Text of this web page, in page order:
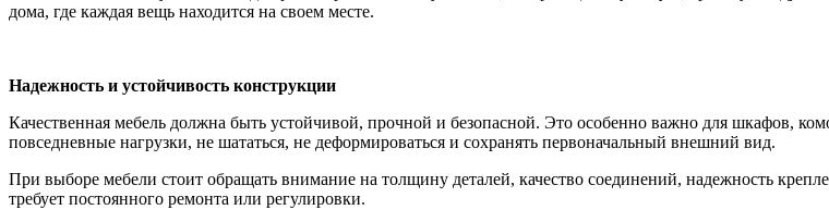
дома, где каждая вещь находится на своем месте.
Надежность и устойчивость конструкции
Качественная мебель должна быть устойчивой, прочной и безопасной. Это особенно важно для шкафов,
повседневные нагрузки, не шататься, не деформироваться и сохранять первоначальный внешний вид.
При выборе мебели стоит обращать внимание на толщину деталей, качество соединений, надежность
требует постоянного ремонта или регулировки.